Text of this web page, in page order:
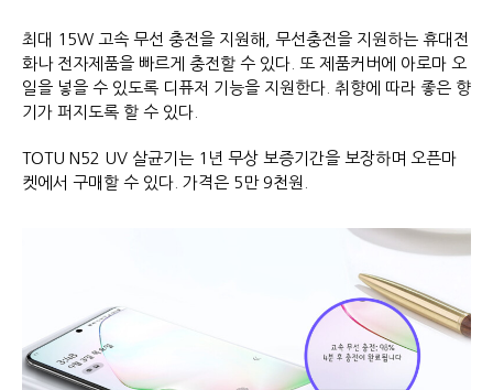
최대 15W 고속 무선 충전을 지원해, 무선충전을 지원하는 휴대전
화나 전자제품을 빠르게 충전할 수 있다. 또 제품커버에 아로마 오
일을 넣을 수 있도록 디퓨저 기능을 지원한다. 취향에 따라 좋은 향
기가 퍼지도록 할 수 있다.
TOTU N52 UV 살균기는 1년 무상 보증기간을 보장하며 오픈마
켓에서 구매할 수 있다. 가격은 5만 9천원.